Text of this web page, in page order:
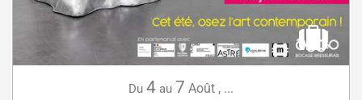
Du 4 au 7 Août , ...